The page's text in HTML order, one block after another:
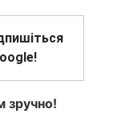
зручно!